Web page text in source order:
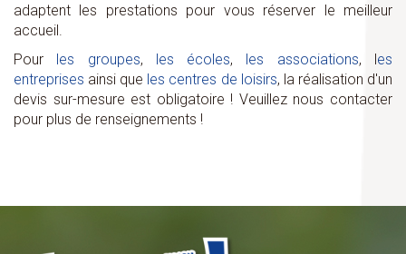
adaptent les prestations pour vous réserver le meilleur
accueil.
Pour les groupes, les écoles, les associations, les
entreprises ainsi que les centres de loisirs, la réalisation d'un
devis sur-mesure est obligatoire ! Veuillez nous contacter
pour plus de renseignements !